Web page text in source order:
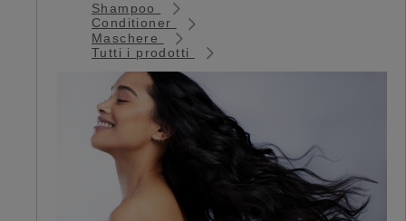
Shampoo
Conditioner
Maschere
Tutti i prodotti